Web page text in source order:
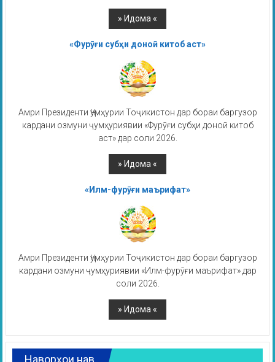
«Фурӯғи субҳи доноӣ китоб аст»
Амри Президенти Ҷумҳурии Тоҷикистон дар бораи баргузор
кардани озмуни ҷумҳуриявии «Фурӯғи субҳи доноӣ китоб
аст» дар соли 2026.
«Илм-фурӯғи маърифат»
Амри Президенти Ҷумҳурии Тоҷикистон дар бораи баргузор
кардани озмуни ҷумҳуриявии «Илм-фурӯғи маърифат» дар
соли 2026.